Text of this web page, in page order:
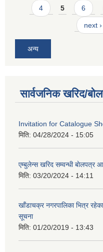
4 5 6
next ›
अन्य
सार्वजनिक खरिद/
Invitation for Catalogue
मिति: 04/28/2024 - 15:05
एम्बुलेन्स खरिद सम्वन्धी बाेलपत्र
मिति: 03/20/2024 - 14:11
खाँडाचक्र नगरपालिका भित्र
सूचना
मिति: 01/20/2019 - 13:43